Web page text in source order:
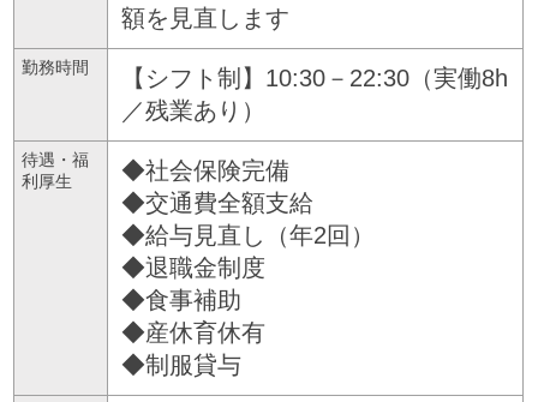
額を見直します
勤務時間
【シフト制】10:30－22:30（実働8h
／残業あり）
待遇・福
利厚生
◆社会保険完備
◆交通費全額支給
◆給与見直し（年2回）
◆退職金制度
◆食事補助
◆産休育休有
◆制服貸与